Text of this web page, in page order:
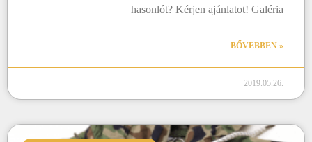
hasonlót? Kérjen ajánlatot! Galéria
BŐVEBBEN »
2019.05.26.